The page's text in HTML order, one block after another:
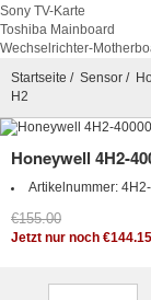
Sony TV-Karte
Toshiba Mainboard
Wechselrichter-
Startseite / Sensor /
H2
Honeywell 4H2-
Artikelnummer:
€155.00
Jetzt nur noch €144.15